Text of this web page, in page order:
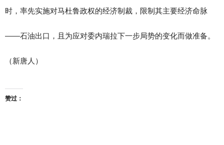
时，率先实施对马杜鲁政权的经济制裁，限制其主要经济命脉
——石油出口，且为应对委内瑞拉下一步局势的变化而做准备。
（新唐人）
赞过：